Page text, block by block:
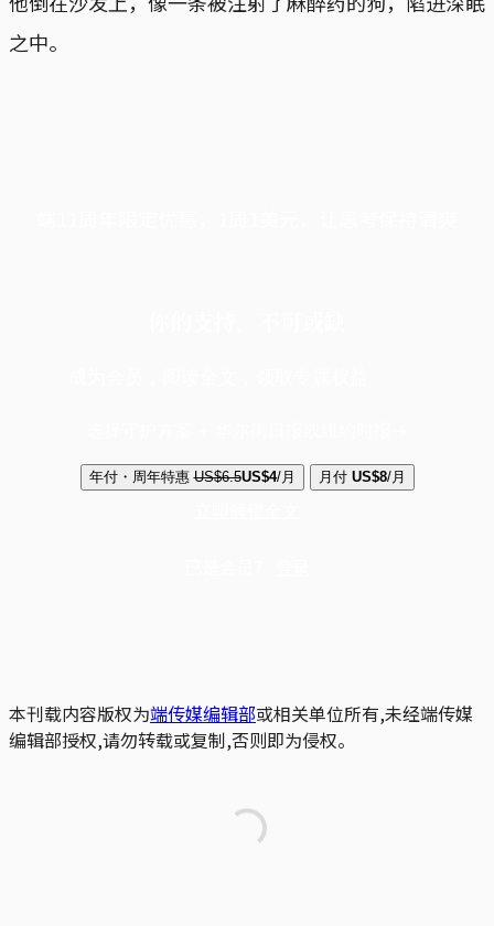
之中。
年付・周年特惠 US$6.5US$4/月 月付 US$8/月
本刊载内容版权为端传媒编辑部或相关单位所有,未经端传媒
编辑部授权,请勿转载或复制,否则即为侵权。